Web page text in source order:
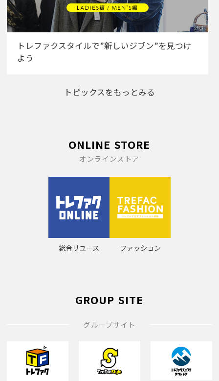
トレファクスタイルで”新しいジブン”を見つけ
よう
トピックスをもっとみる
ONLINE STORE
オンラインストア
総合リユース ファッション
GROUP SITE
グループサイト